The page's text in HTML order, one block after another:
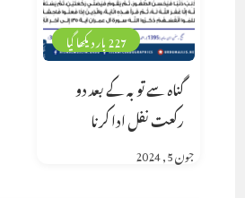
227 بار دیکھا گیا
گناہ سے توبہ کے بعد دو
رکعت نفل ادا کرنا
جون 5, 2024